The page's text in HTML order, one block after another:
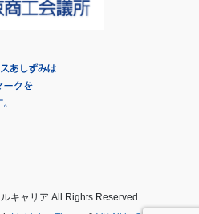
キャリア All Rights Reserved.